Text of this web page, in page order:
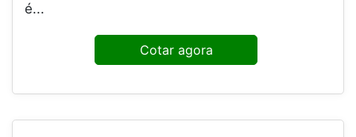
é...
Cotar agora